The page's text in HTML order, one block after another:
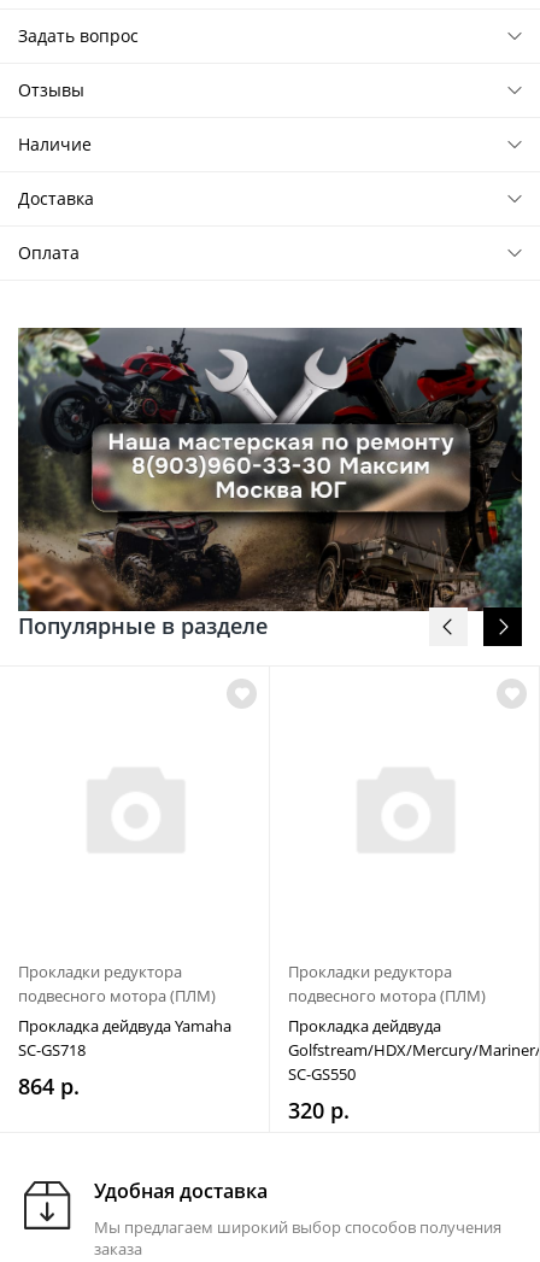
Задать вопрос
Отзывы
Наличие
Доставка
Оплата
Популярные в разделе
Прокладки редуктора
подвесного мотора (ПЛМ)
Прокладка дейдвуда Yamaha
SC-GS718
864 р.
Прокладки редуктора
подвесного мотора (ПЛМ)
Прокладка дейдвуда
Golfstream/HDX/Mercury/
SC-GS550
320 р.
Удобная доставка
Мы предлагаем широкий выбор способов получения
заказа